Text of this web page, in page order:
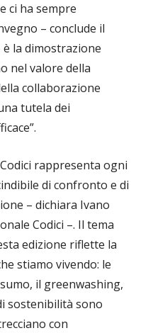
ci ha sempre
– conclude il
è la dimostrazione
nel valore della
collaborazione
tutela dei
rappresenta ogni
di confronto e di
– dichiara Ivano
Codici –. Il tema
edizione riflette la
stiamo vivendo: le
il greenwashing,
sostenibilità sono
con